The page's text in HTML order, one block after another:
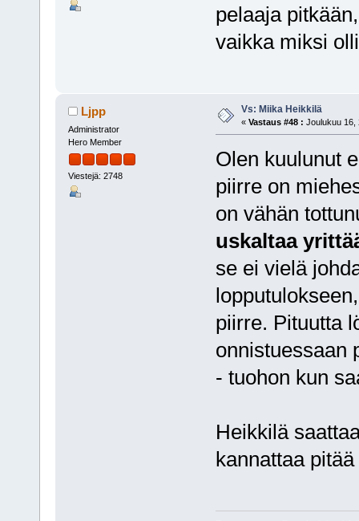
pelaaja
vaikka miksi
Ljpp
Administrator
Hero Member
Viestejä: 2748
Vs: Miika Heikkilä
« Vastaus #48 : Joulukuu 16,
Olen kuulunut
piirre on
on vähän
uskaltaa
se ei vielä
piirre. Pituutta
onnistuessaan
- tuohon kun
Heikkilä
kannattaa